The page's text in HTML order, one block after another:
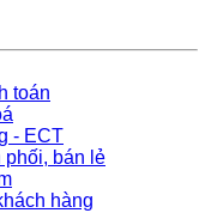
toán
- ECT
phối, bán lẻ
hàng